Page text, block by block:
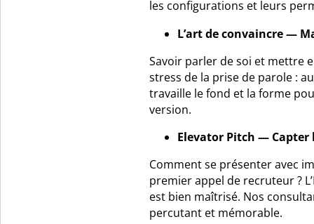
les configurations et leurs
L’art de convaincre —
Savoir parler de soi et mettre
stress de la prise de parole :
travaille le fond et la forme
version.
Elevator Pitch — Capter
Comment se présenter avec
premier appel de recruteur ?
est bien maîtrisé. Nos
percutant et mémorable.